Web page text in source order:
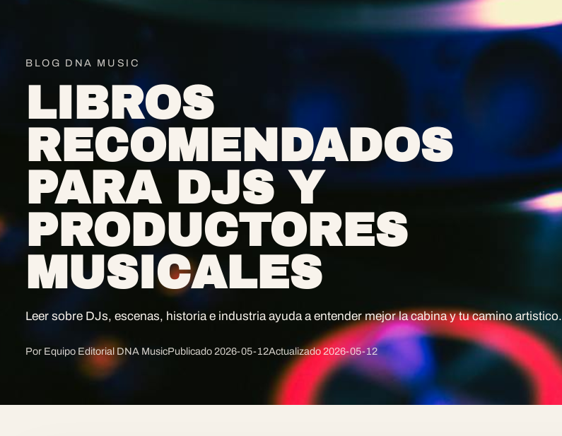
BLOG DNA MUSIC
LIBROS
RECOMENDADOS
PARA DJS Y
PRODUCTORES
MUSICALES
Leer sobre DJs, escenas, historia e industria ayuda a entender mejor la cabina y tu camino artistico.
Por Equipo Editorial DNA MusicPublicado2026-05-12Actualizado2026-05-12